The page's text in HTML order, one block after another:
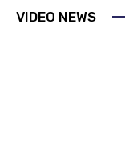
VIDEO NEWS